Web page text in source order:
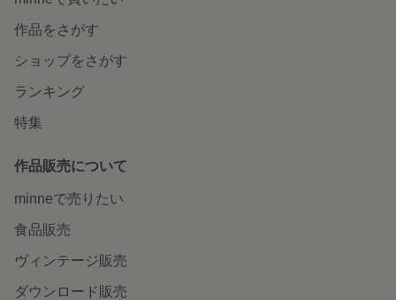
作品をさがす
ショップをさがす
ランキング
特集
作品販売について
minneで売りたい
食品販売
ヴィンテージ販売
ダウンロード販売